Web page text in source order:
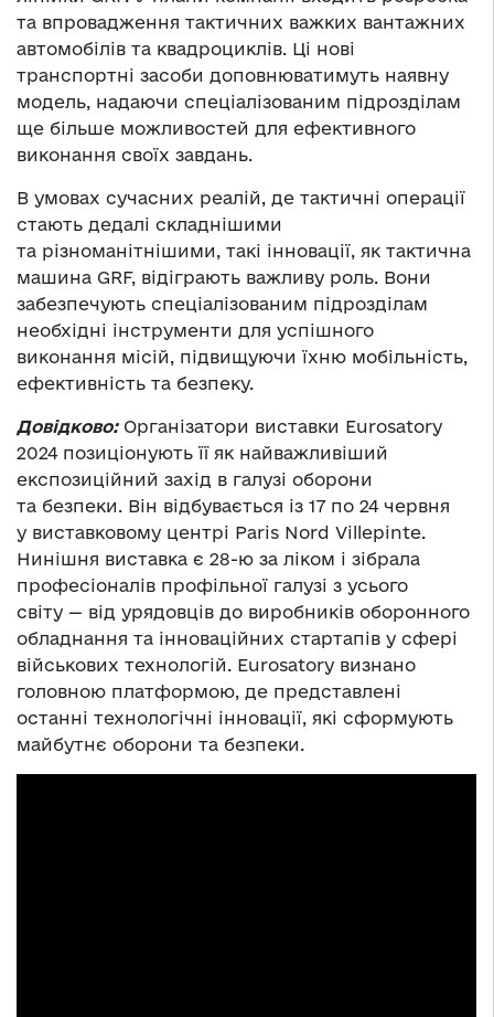
та впровадження тактичних важких вантажних
автомобілів та квадроциклів. Ці нові
транспортні засоби доповнюватимуть наявну
модель, надаючи спеціалізованим підрозділам
ще більше можливостей для ефективного
виконання своїх завдань.
В умовах сучасних реалій, де тактичні операції
стають дедалі складнішими
та різноманітнішими, такі інновації, як тактична
машина GRF, відіграють важливу роль. Вони
забезпечують спеціалізованим підрозділам
необхідні інструменти для успішного
виконання місій, підвищуючи їхню мобільність,
ефективність та безпеку.
Довідково:Організатори виставки Eurosatory
2024 позиціонують її як найважливіший
експозиційний захід в галузі оборони
та безпеки. Він відбувається із 17 по 24 червня
у виставковому центрі Paris Nord Villepinte.
Нинішня виставка є 28-ю за ліком і зібрала
професіоналів профільної галузі з усього
світу — від урядовців до виробників оборонного
обладнання та інноваційних стартапів у сфері
військових технологій. Eurosatory визнано
головною платформою, де представлені
останні технологічні інновації, які сформують
майбутнє оборони та безпеки.